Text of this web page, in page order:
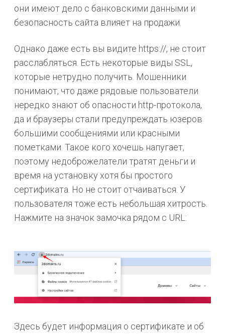
они имеют дело с банковскими данными и
безопасность сайта влияет на продажи.
Однако даже есть вы видите https://, не стоит
расслабляться. Есть некоторые виды SSL,
которые нетрудно получить. Мошенники
понимают, что даже рядовые пользователи
нередко знают об опасности http-протокола,
да и браузеры стали предупреждать юзеров
большими сообщениями или красными
пометками. Такое кого хочешь напугает,
поэтому недоброжелатели тратят деньги и
время на установку хотя бы простого
сертификата. Но не стоит отчаиваться. У
пользователя тоже есть небольшая хитрость.
Нажмите на значок замочка рядом с URL:
Здесь будет информация о сертификате и об